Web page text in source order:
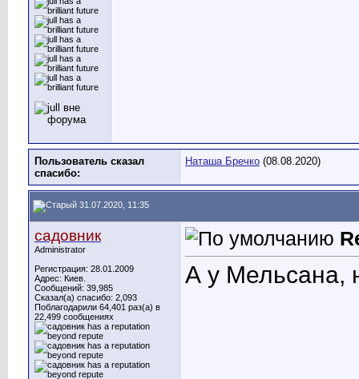
Пользователь сказал
cпасибо:
Наташа Бречко (08.08.2020)
31.07.2020, 11:35
садовник
Administrator
Регистрация: 28.01.2009
Адрес: Киев.
Сообщений: 39,985
Сказал(а) спасибо: 2,093
Поблагодарили 64,401 раз(а) в
22,499 сообщениях
А у Мельсана,